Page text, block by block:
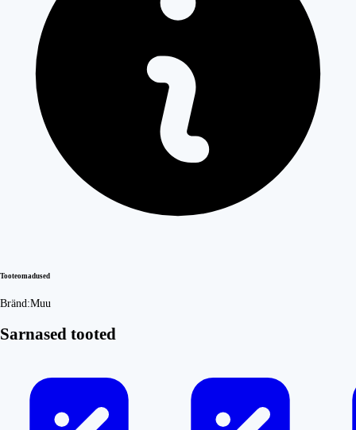
Tooteomadused
Bränd:Muu
Sarnased tooted